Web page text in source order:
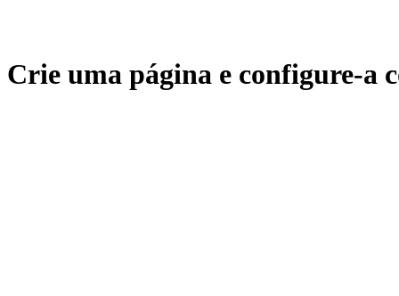
Crie uma página e configure-a